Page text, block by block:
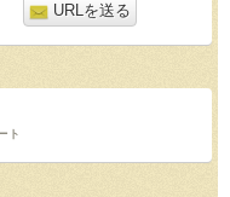
URLを送る